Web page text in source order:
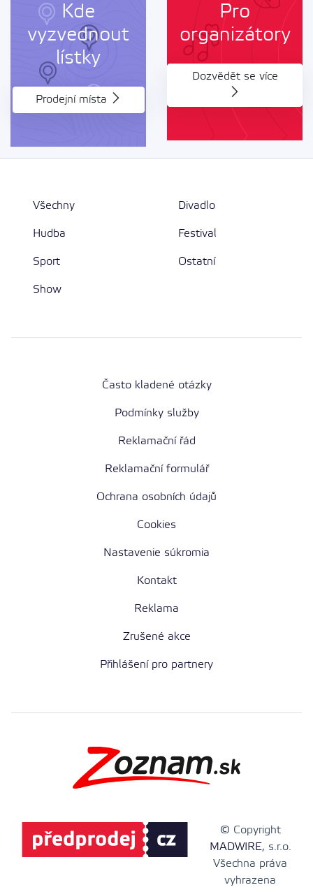
Kde
vyzvednout
lístky
Prodejní místa
Pro
organizátory
Dozvědět se více
Všechny
Hudba
Sport
Show
Divadlo
Festival
Ostatní
Často kladené otázky
Podmínky služby
Reklamační řád
Reklamační formulář
Ochrana osobních údajů
Cookies
Nastavenie súkromia
Kontakt
Reklama
Zrušené akce
Přihlášení pro partnery
© Copyright
MADWIRE, s.r.o.
Všechna práva
vyhrazena